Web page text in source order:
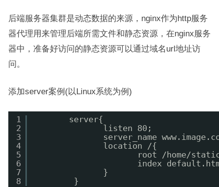
后端服务器集群是动态数据的来源，nginx作为http服务
器代理用来管理后端所需文件和静态资源，在nginx服务
器中，准备好访问的静态资源可以通过域名url地址访
问。
添加server案例(以Linux系统为例)
1
2
3
4
5
6
7
8
server{
listen 80;
server_name
location /{
root /home/
index
}
}